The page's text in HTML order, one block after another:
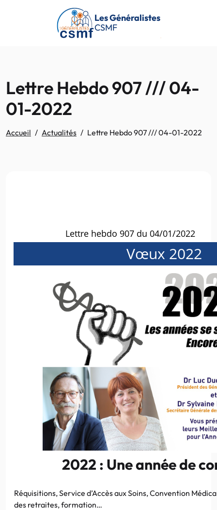
Passer au contenu principal
Les Généralistes
CSMF
Lettre Hebdo 907 /// 04-
01-2022
Accueil Actualités Lettre Hebdo 907 /// 04-01-2022
Lettre hebdo 907 du 04/01/2022
Vœux 2022
2022 : Une année de
Réquisitions, Service d’Accès aux Soins, Convention
des retraites, formation…